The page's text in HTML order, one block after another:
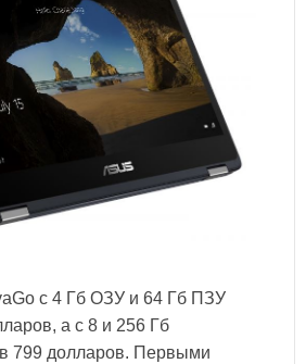
с 4 Гб ОЗУ и 64 Гб ПЗУ
а с 8 и 256 Гб
в 799 долларов. Первыми